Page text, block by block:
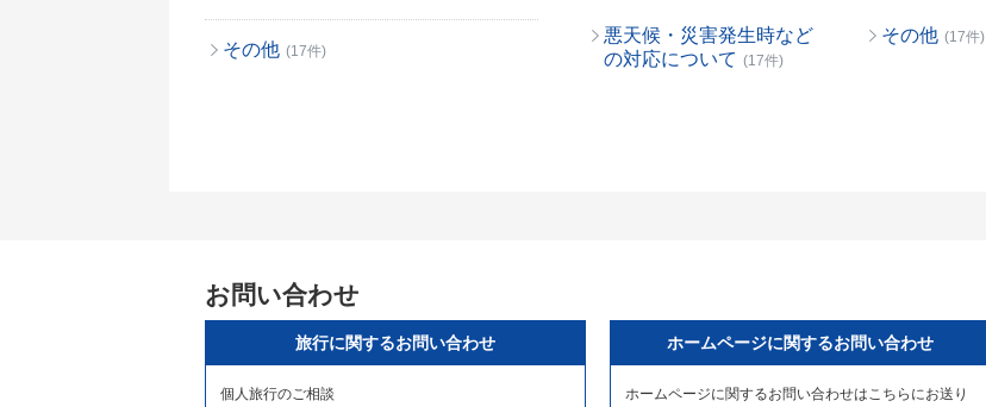
その他 (17件)
悪天候・災害発生時など
の対応について (17件)
その他 (17件)
お問い合わせ
旅行に関するお問い合わせ
個人旅行のご相談
ホームページに関するお問い合わせ
ホームページに関するお問い合わせはこちらにお送り